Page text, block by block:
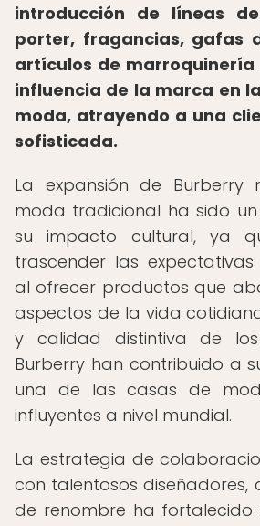
introducción de líneas
porter, fragancias, gafas
artículos de
influencia de la marca en
moda, atrayendo a una
sofisticada.
La expansión de
moda tradicional ha sido
su impacto cultural, ya
trascender las
al ofrecer productos que
aspectos de la vida
y calidad distintiva de
Burberry han contribuido a
una de las casas de
influyentes a nivel mundial.
La estrategia de
con talentosos diseñadores,
de renombre ha fortalecido